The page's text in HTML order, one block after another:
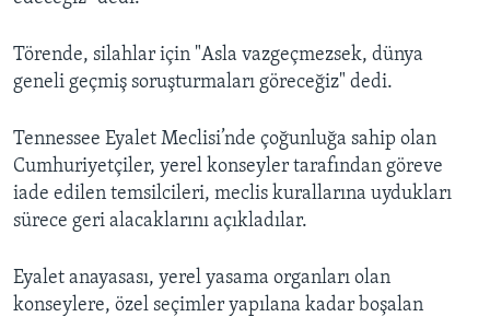
Törende, silahlar için "Asla vazgeçmezsek, dünya
geneli geçmiş soruşturmaları göreceğiz" dedi.
Tennessee Eyalet Meclisi’nde çoğunluğa sahip olan
Cumhuriyetçiler, yerel konseyler tarafından göreve
iade edilen temsilcileri, meclis kurallarına uydukları
sürece geri alacaklarını açıkladılar.
Eyalet anayasası, yerel yasama organları olan
konseylere, özel seçimler yapılana kadar boşalan